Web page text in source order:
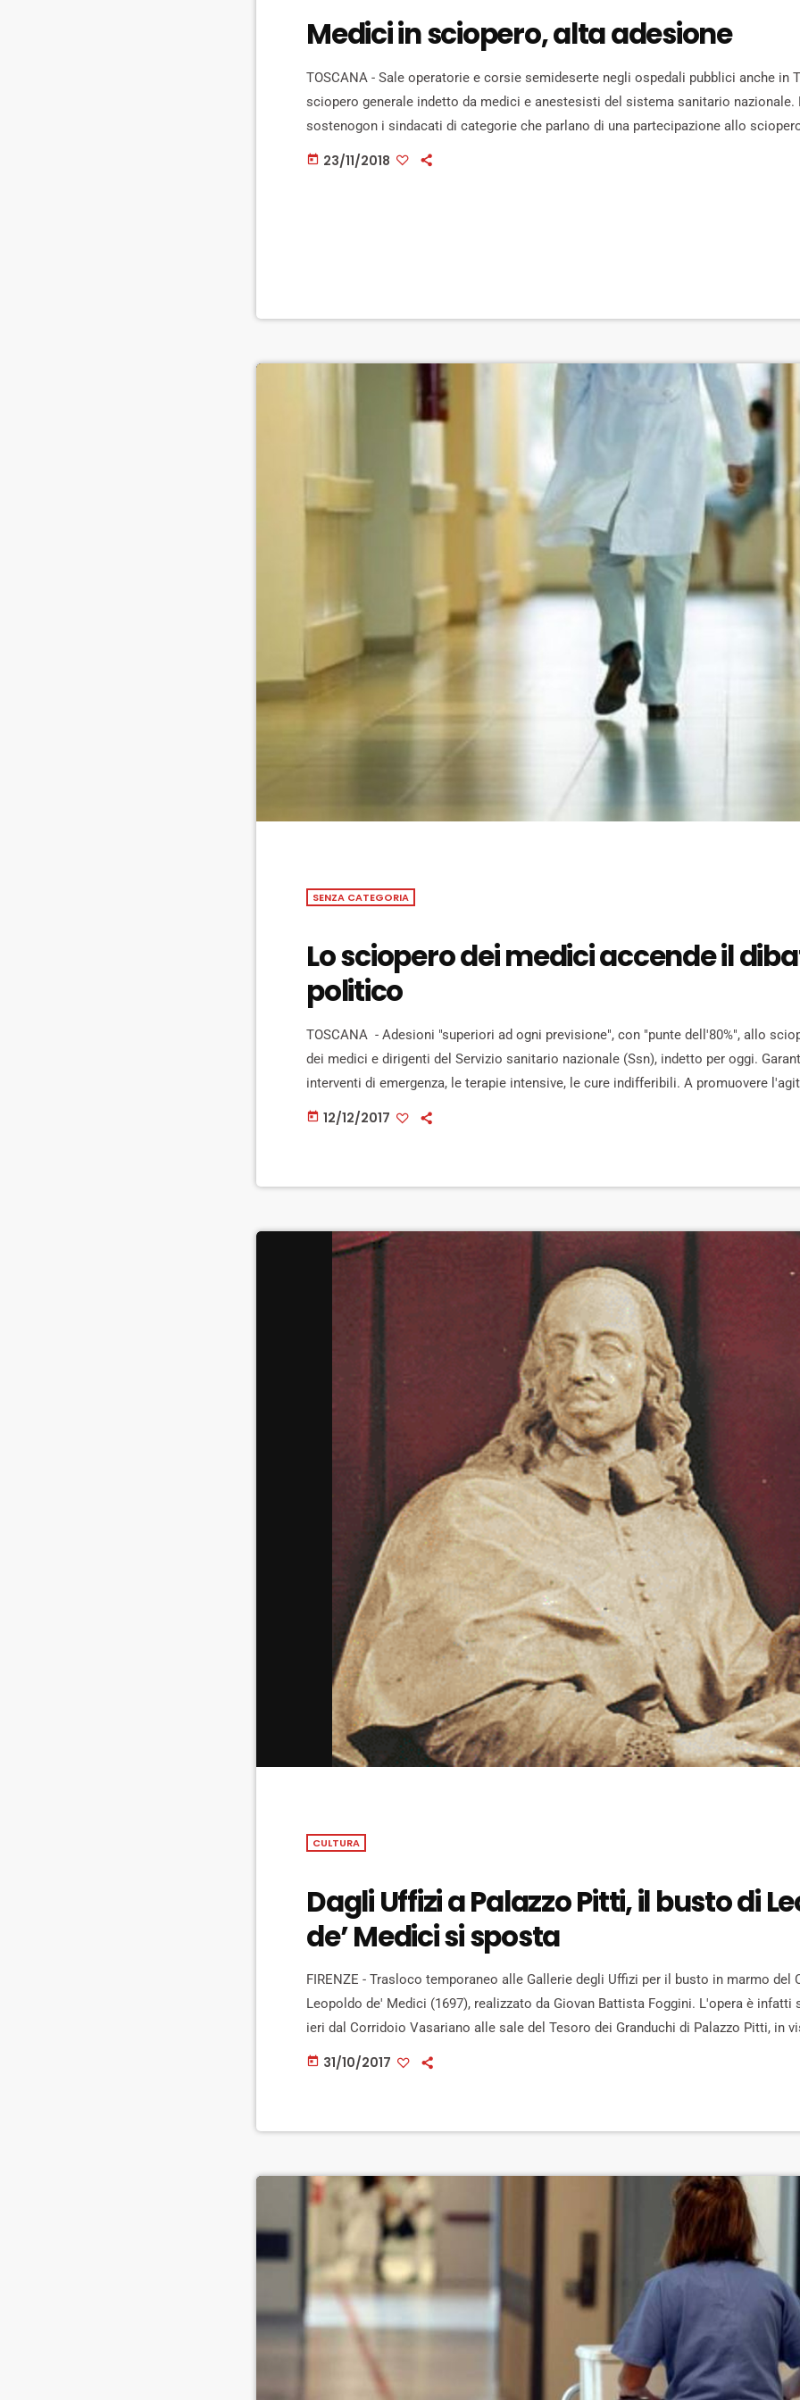
Medici in sciopero, alta adesione
TOSCANA - Sale operatorie e corsie semideserte negli ospedali pubblici anche in
sciopero generale indetto da medici e anestesisti del sistema sanitario nazionale.
sostenogon i sindacati di categorie che parlano di una partecipazione allo
maggiore rispetto alle aspettative, pari a 80-90% del personale. “Bisogna tornare a
today 23/11/2018
SENZA CATEGORIA
Lo sciopero dei medici accende il
politico
TOSCANA - Adesioni "superiori ad ogni previsione", con "punte dell'80%", allo
dei medici e dirigenti del Servizio sanitario nazionale (Ssn), indetto per oggi.
interventi di emergenza, le terapie intensive, le cure indifferibili. A promuovere
praticamente tutte le sigle sindacali dei camici bianchi per protestare contro i tagli
today 12/12/2017
CULTURA
Dagli Uffizi a Palazzo Pitti, il busto di
de’ Medici si sposta
FIRENZE - Trasloco temporaneo alle Gallerie degli Uffizi per il busto in marmo del
Leopoldo de' Medici (1697), realizzato da Giovan Battista Foggini. L'opera è infatti
ieri dal Corridoio Vasariano alle sale del Tesoro dei Granduchi di Palazzo Pitti, in
mostra dedicato al grande collezionista Leopoldo de' Medici in occasione del
today 31/10/2017